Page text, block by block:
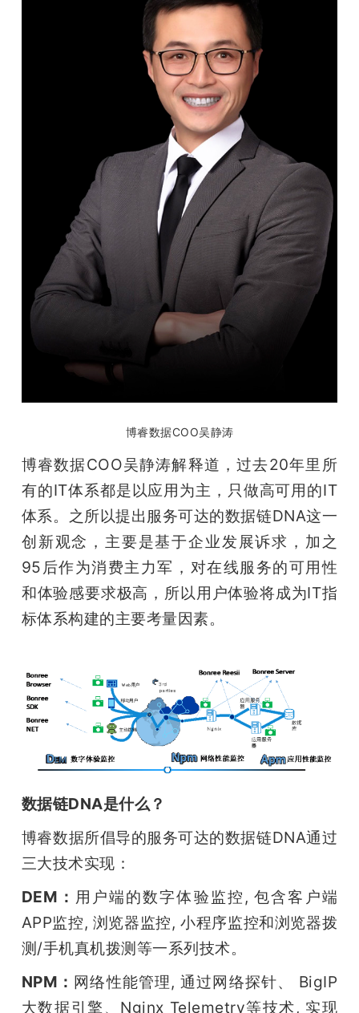
博睿数据COO吴静涛
博睿数据COO吴静涛解释道，过去20年里所
有的IT体系都是以应用为主，只做高可用的IT
体系。之所以提出服务可达的数据链DNA这一
创新观念，主要是基于企业发展诉求，加之
95后作为消费主力军，对在线服务的可用性
和体验感要求极高，所以用户体验将成为IT指
标体系构建的主要考量因素。
数据链DNA是什么？
博睿数据所倡导的服务可达的数据链DNA通过
三大技术实现：
DEM： 用户端的数字体验监控, 包含客户端
APP监控, 浏览器监控, 小程序监控和浏览器拨
测/手机真机拨测等一系列技术。
NPM： 网络性能管理, 通过网络探针、 BigIP
大数据引擎、Nginx Telemetry等技术, 实现